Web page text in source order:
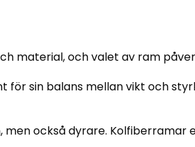
material, och valet av ram
för sin balans mellan vikt och
också dyrare.